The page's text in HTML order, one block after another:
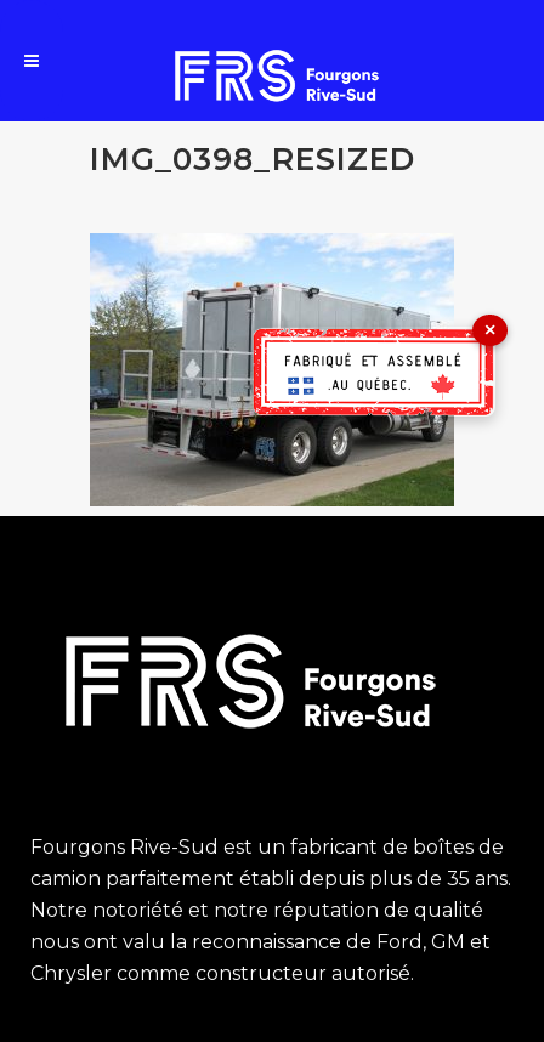
IMG_0398_RESIZED
Fourgons Rive-Sud est un fabricant de boîtes de
camion parfaitement établi depuis plus de 35 ans.
Notre notoriété et notre réputation de qualité
nous ont valu la reconnaissance de Ford, GM et
Chrysler comme constructeur autorisé.
×